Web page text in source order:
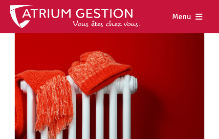
Skip
content
Menu